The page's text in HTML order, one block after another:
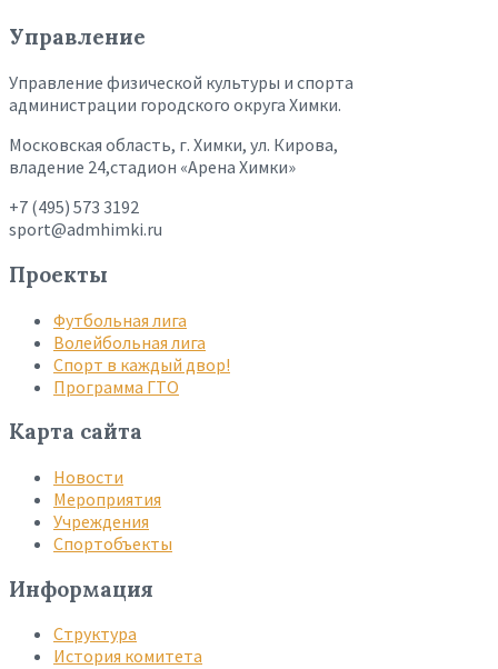
Управление
Управление физической культуры и спорта
администрации городского округа Химки.
Московская область, г. Химки, ул. Кирова,
владение 24,стадион «Арена Химки»
+7 (495) 573 3192
sport@admhimki.ru
Проекты
Футбольная лига
Волейбольная лига
Спорт в каждый двор!
Программа ГТО
Карта сайта
Новости
Мероприятия
Учреждения
Спортобъекты
Информация
Структура
История комитета